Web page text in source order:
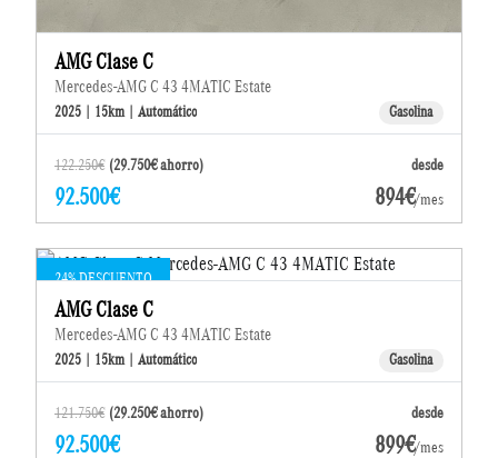
AMG Clase C
Mercedes-AMG C 43 4MATIC Estate
2025 | 15km | Automático Gasolina
122.250€ (29.750€ ahorro) desde
92.500€ 894€/mes
24% DESCUENTO
AMG Clase C
Mercedes-AMG C 43 4MATIC Estate
2025 | 15km | Automático Gasolina
121.750€ (29.250€ ahorro) desde
92.500€ 899€/mes